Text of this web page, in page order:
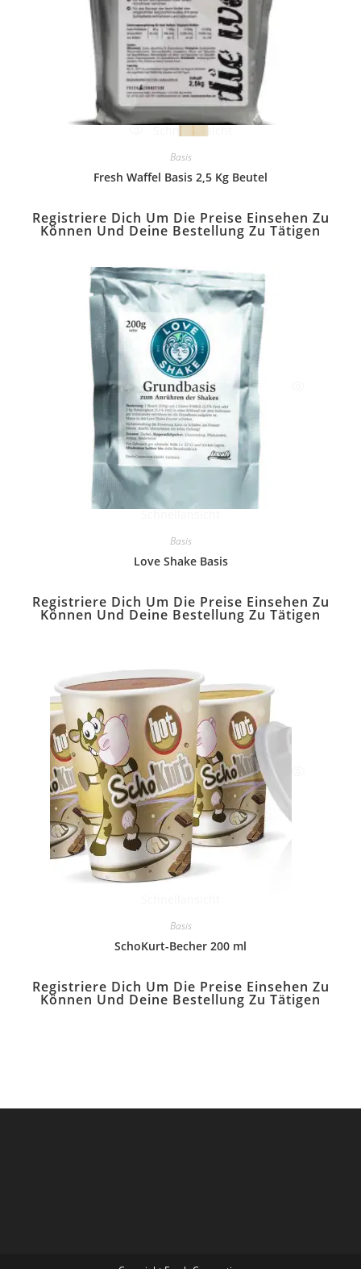
Schnellansicht
Basis
Fresh Waffel Basis 2,5 Kg Beutel
Registriere Dich Um Die Preise Einsehen Zu
Können Und Deine Bestellung Zu Tätigen
Basis
Love Shake Basis
Registriere Dich Um Die Preise Einsehen Zu
Können Und Deine Bestellung Zu Tätigen
Basis
SchoKurt-Becher 200 ml
Registriere Dich Um Die Preise Einsehen Zu
Können Und Deine Bestellung Zu Tätigen